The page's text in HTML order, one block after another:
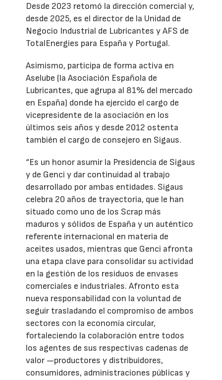
Desde 2023 retomó la dirección comercial y,
desde 2025, es el director de la Unidad de
Negocio Industrial de Lubricantes y AFS de
TotalEnergies para España y Portugal.
Asimismo, participa de forma activa en
Aselube (la Asociación Española de
Lubricantes, que agrupa al 81% del mercado
en España) donde ha ejercido el cargo de
vicepresidente de la asociación en los
últimos seis años y desde 2012 ostenta
también el cargo de consejero en Sigaus.
“Es un honor asumir la Presidencia de Sigaus
y de Genci y dar continuidad al trabajo
desarrollado por ambas entidades. Sigaus
celebra 20 años de trayectoria, que le han
situado como uno de los Scrap más
maduros y sólidos de España y un auténtico
referente internacional en materia de
aceites usados, mientras que Genci afronta
una etapa clave para consolidar su actividad
en la gestión de los residuos de envases
comerciales e industriales. Afronto esta
nueva responsabilidad con la voluntad de
seguir trasladando el compromiso de ambos
sectores con la economía circular,
fortaleciendo la colaboración entre todos
los agentes de sus respectivas cadenas de
valor —productores y distribuidores,
consumidores, administraciones públicas y